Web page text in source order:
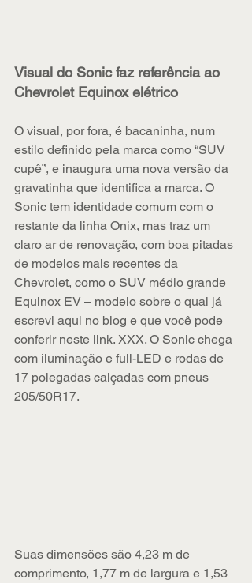
Visual do Sonic faz referência ao
Chevrolet Equinox elétrico
O visual, por fora, é bacaninha, num
estilo definido pela marca como “SUV
cupê”, e inaugura uma nova versão da
gravatinha que identifica a marca. O
Sonic tem identidade comum com o
restante da linha Onix, mas traz um
claro ar de renovação, com boa pitadas
de modelos mais recentes da
Chevrolet, como o SUV médio grande
Equinox EV – modelo sobre o qual já
escrevi aqui no blog e que você pode
conferir neste link. XXX. O Sonic chega
com iluminação e full-LED e rodas de
17 polegadas calçadas com pneus
205/50R17.
Suas dimensões são 4,23 m de
comprimento, 1,77 m de largura e 1,53